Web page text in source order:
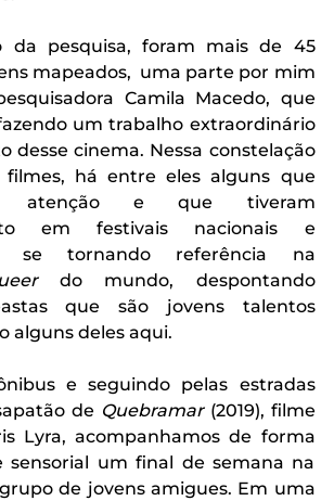
da pesquisa, foram mais de 45
mapeados,  uma parte por mim
Camila Macedo, que
um trabalho extraordinário
desse cinema. Nessa constelação
filmes, há entre eles alguns que
atenção e que tiveram
em festivais nacionais e
se tornando referência na
do mundo, despontando
que são jovens talentos
alguns deles aqui.
e seguindo pelas estradas
de Quebramar (2019), filme
Lyra, acompanhamos de forma
sensorial um final de semana na
de jovens amigues. Em uma